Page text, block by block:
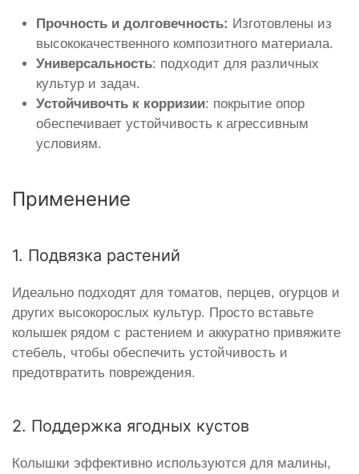
Прочность и долговечность: Изготовлены из
высококачественного композитного материала.
Универсальность: подходит для различных
культур и задач.
Устойчивочть к корризии: покрытие опор
обеспечивает устойчивость к агрессивным
условиям.
Применение
1. Подвязка растений
Идеально подходят для томатов, перцев, огурцов и
других высокорослых культур. Просто вставьте
колышек рядом с растением и аккуратно привяжите
стебель, чтобы обеспечить устойчивость и
предотвратить повреждения.
2. Поддержка ягодных кустов
Колышки эффективно используются для малины,